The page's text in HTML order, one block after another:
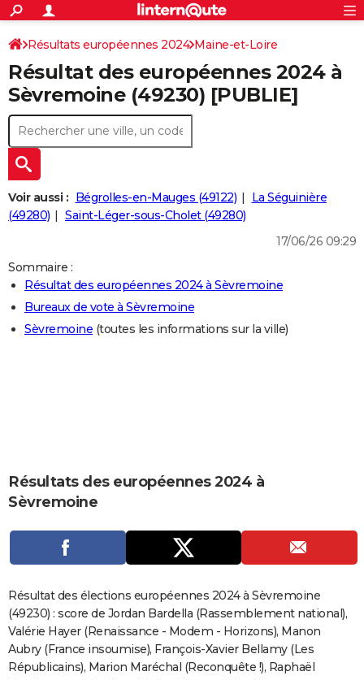
ACTUALITÉS
Politique
Société
Faits Divers
Education
Monde
Villes
+
SPORT
Coupe du monde 2026
Football
Tennis
Cyclisme
Rugby
Forum
CULTURE
Programme TV
TNT
Streaming
Cinéma
Sorties cinéma
Musique
+
FINANCE
Retraite
Impôts
Epargne
Immobilier
Risques naturels par ville
Banque
Assurance
Crédit
AUTO
Essais
Réserver un essai
Citadines
Berlines
SUV
Forum auto
+
HIGH-TECH
Mobiles
Meilleur smartphone
Internet
Ordinateurs
Jeux vidéo
Guide high-tech
+
BRICOLAGE
Guides de France
Escapades
Patrimoine
Expositions
Musées
Week-end nature
LIFESTYLE
Art de vivre
Bien-être
Loisirs
Mode
Modes de vie
CARTE DE VOEUX
Carte de Noël
Carte Bonne année
Carte Saint-Valentin
Carte Pâques
Carte d'anniversaire
Dictionnaire
Biographies
Expressions
Proverbes
PROGRAMME TV
S'inscrire
Se connecter
Lycées
Collèges
Primaires
Universités
Entreprises
Service militaire
Avis de recherche
AVIS DE DÉCÈS
FORUM
Bricolage
Lifestyle
Culture
SportAuto
Television
Voyage
Cinema
Rechercher
S'inscrire
Connexion
Résultats européennes 2024 Maine-et-Loire
Résultat des européennes 2024 à
Sèvremoine (49230) [PUBLIE]
Voir aussi : Bégrolles-en-Mauges (49122)
La Séguinière
(49280)
Saint-Léger-sous-Cholet (49280)
17/06/26 09:29
Sommaire :
Résultat des européennes 2024 à Sèvremoine
Bureaux de vote à Sèvremoine
Sèvremoine (toutes les informations sur la ville)
Résultats des européennes 2024 à
Sèvremoine
Résultat des élections européennes 2024 à Sèvremoine
(49230) : score de Jordan Bardella (Rassemblement national),
Valérie Hayer (Renaissance - Modem - Horizons), Manon
Aubry (France insoumise), François-Xavier Bellamy (Les
Républicains), Marion Maréchal (Reconquête !), Raphaël